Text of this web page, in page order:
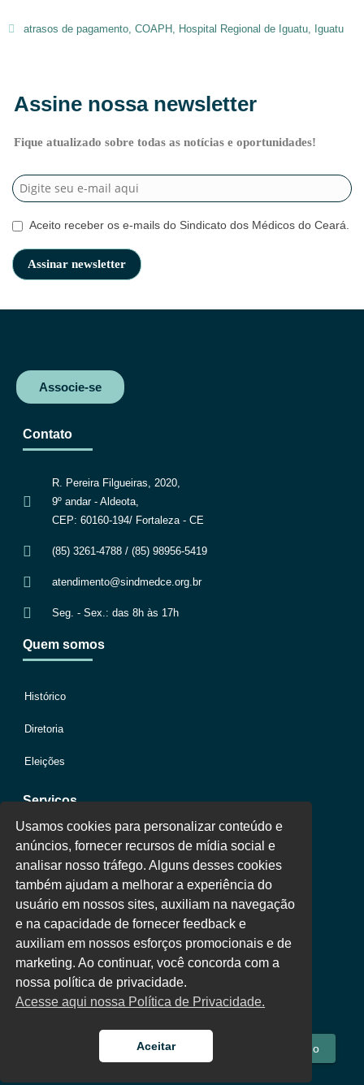
atrasos de pagamento, COAPH , Hospital Regional de Iguatu, Iguatu
Assine nossa newsletter
Fique atualizado sobre todas as notícias e oportunidades!
Aceito receber os e-mails do Sindicato dos Médicos do Ceará.
Associe-se
Contato
R. Pereira Filgueiras, 2020,
9º andar - Aldeota,
CEP: 60160-194/ Fortaleza - CE
(85) 3261-4788 / (85) 98956-5419
atendimento@sindmedce.org.br
Seg. - Sex.: das 8h às 17h
Quem somos
Histórico
Diretoria
Eleições
Serviços
Jurídico
Oportunidades
Clube de Vantagens
Área Colaborador
Fale Conosco
Usamos cookies para personalizar conteúdo e
anúncios, fornecer recursos de mídia social e
analisar nosso tráfego. Alguns desses cookies
também ajudam a melhorar a experiência do
usuário em nossos sites, auxiliam na navegação
e na capacidade de fornecer feedback e
auxiliam em nossos esforços promocionais e de
marketing. Ao continuar, você concorda com a
nossa política de privacidade.
Acesse aqui nossa Política de Privacidade.
Aceitar